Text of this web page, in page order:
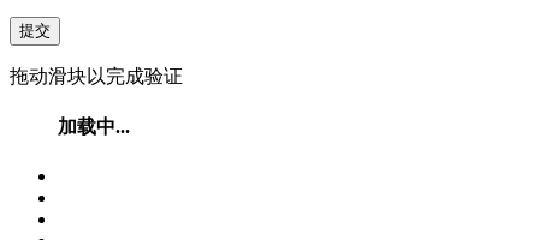
提交
拖动滑块以完成验证
加载中...